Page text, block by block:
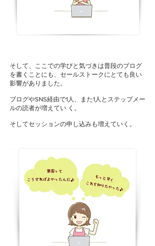
そして、ここでの学びと気づきは普段のブログ
を書くことにも、セールストークにとても良い
影響がありました。
ブログやSNS経由で1人、また1人とステップメー
ルの読者が増えてい く。
そしてセッションの申し込みも増えていく。